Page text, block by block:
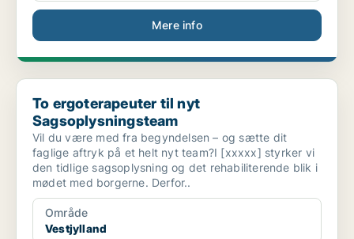
Mere info
To ergoterapeuter til nyt Sagsoplysningsteam
To ergoterapeuter til nyt
Sagsoplysningsteam
Vil du være med fra begyndelsen – og sætte dit
faglige aftryk på et helt nyt team?I [xxxxx] styrker vi
den tidlige sagsoplysning og det rehabiliterende blik i
mødet med borgerne. Derfor..
Område
Vestjylland